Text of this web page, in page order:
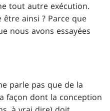
tout autre exécution.
ainsi ? Parce que
nous avons essayées
parle pas que de la
façon dont la conception